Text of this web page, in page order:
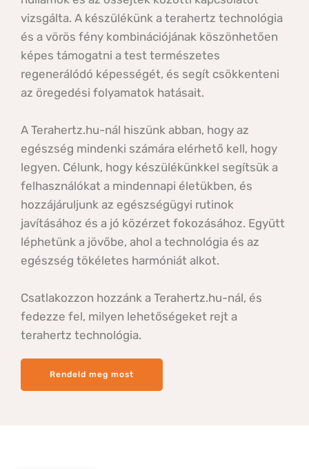
vizsgálta. A készülékünk a terahertz technológia
és a vörös fény kombinációjának köszönhetően
képes támogatni a test természetes
regenerálódó képességét, és segít csökkenteni
az öregedési folyamatok hatásait.
A Terahertz.hu-nál hiszünk abban, hogy az
egészség mindenki számára elérhető kell, hogy
legyen. Célunk, hogy készülékünkkel segítsük a
felhasználókat a mindennapi életükben, és
hozzájáruljunk az egészségügyi rutinok
javításához és a jó közérzet fokozásához. Együtt
léphetünk a jövőbe, ahol a technológia és az
egészség tökéletes harmóniát alkot.
Csatlakozzon hozzánk a Terahertz.hu-nál, és
fedezze fel, milyen lehetőségeket rejt a
terahertz technológia.
Rendeld meg most